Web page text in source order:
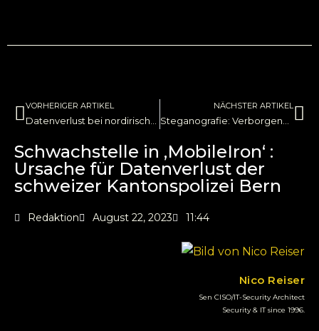
VORHERIGER ARTIKEL
Datenverlust bei nordirischer Polizei. Beamte zittern.
NÄCHSTER ARTIKEL
Steganografie: Verborgene Kommunikation in Cybersicherheit und Militärgeschichte
Schwachstelle in ‚MobileIron‘ :
Ursache für Datenverlust der
schweizer Kantonspolizei Bern
Redaktion August 22, 2023 11:44
Nico Reiser
Sen CISO/IT-Security Architect
Security & IT since 1996.